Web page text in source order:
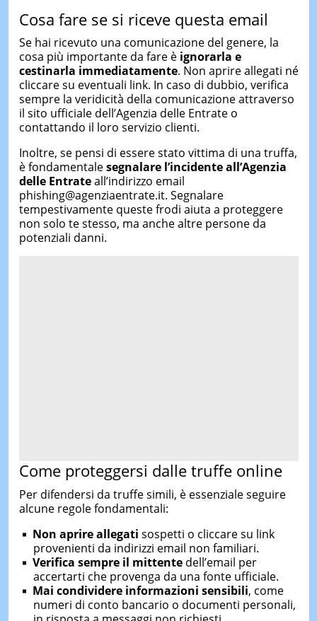
Cosa fare se si riceve questa email
Se hai ricevuto una comunicazione del genere, la
cosa più importante da fare è ignorarla e
cestinarla immediatamente. Non aprire allegati né
cliccare su eventuali link. In caso di dubbio, verifica
sempre la veridicità della comunicazione attraverso
il sito ufficiale dell’Agenzia delle Entrate o
contattando il loro servizio clienti.
Inoltre, se pensi di essere stato vittima di una truffa,
è fondamentalesegnalare l’incidente all’Agenzia
delle Entrateall’indirizzo email
phishing@agenziaentrate.it. Segnalare
tempestivamente queste frodi aiuta a proteggere
non solo te stesso, ma anche altre persone da
potenziali danni.
Come proteggersi dalle truffe online
Per difendersi da truffe simili, è essenziale seguire
alcune regole fondamentali:
Non aprire allegati sospetti o cliccare su link
provenienti da indirizzi email non familiari.
Verifica sempre il mittentedell’email per
accertarti che provenga da una fonte ufficiale.
Mai condividere informazioni sensibili, come
numeri di conto bancario o documenti personali,